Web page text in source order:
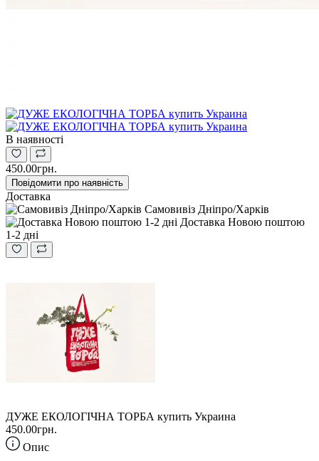
В наявності
450.00грн.
Повідомити про наявність
Доставка
Самовивіз Дніпро/Харків
Доставка Новою поштою
1-2 дні
ДУЖЕ ЕКОЛОГІЧНА ТОРБА купить Украина
450.00грн.
Опис